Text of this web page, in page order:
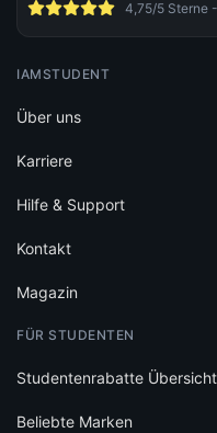
4,75/5 Sterne
IAMSTUDENT
Über uns
Karriere
Hilfe & Support
Kontakt
Magazin
FÜR STUDENTEN
Studentenrabatte Übersicht
Beliebte Marken